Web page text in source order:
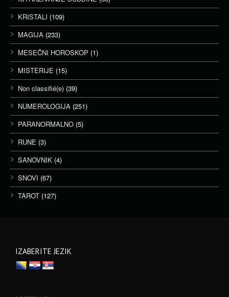
KRISTALI (109)
MAGIJA (233)
MESEČNI HOROSKOP (1)
MISTERIJE (15)
Non classifié(e) (39)
NUMEROLOGIJA (251)
PARANORMALNO (5)
RUNE (3)
SANOVNIK (4)
SNOVI (67)
TAROT (127)
IZABERITE JEZIK